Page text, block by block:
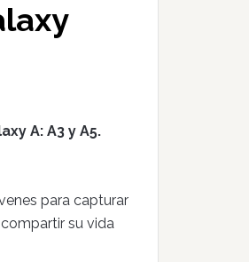
A: A3 y A5.
para capturar
su vida